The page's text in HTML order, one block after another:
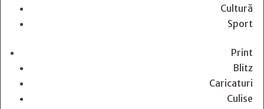
Cultură
Sport
Print
Blitz
Caricaturi
Culise